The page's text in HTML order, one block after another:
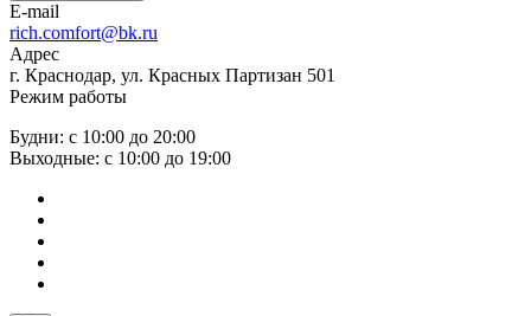
E-mail
rich.comfort@bk.ru
Адрес
г. Краснодар, ул. Красных Партизан 501
Режим работы
Будни: с 10:00 до 20:00
Выходные: с 10:00 до 19:00